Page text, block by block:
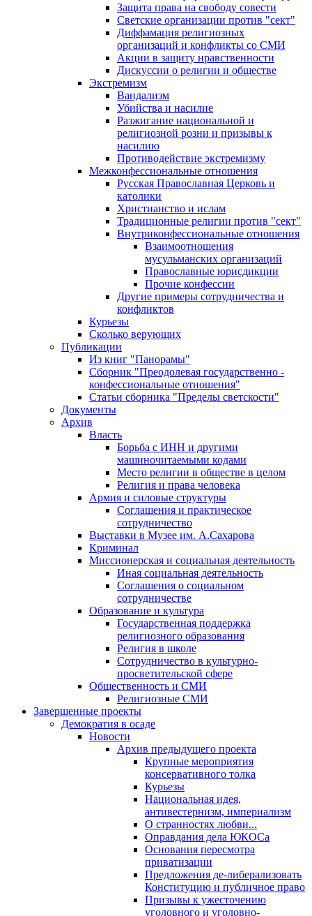
Защита права на свободу совести
Светские организации против "сект"
Диффамация религиозных
организаций и конфликты со СМИ
Акции в защиту нравственности
Дискуссии о религии и обществе
Экстремизм
Вандализм
Убийства и насилие
Разжигание национальной и
религиозной розни и призывы к
насилию
Противодействие экстремизму
Межконфессиональные отношения
Русская Православная Церковь и
католики
Христианство и ислам
Традиционные религии против "сект"
Внутриконфессиональные отношения
Взаимоотношения
мусульманских организаций
Православные юрисдикции
Прочие конфессии
Другие примеры сотрудничества и
конфликтов
Курьезы
Сколько верующих
Публикации
Из книг "Панорамы"
Сборник "Преодолевая государственно -
конфессиональные отношения"
Статьи сборника "Пределы светскости"
Документы
Архив
Власть
Борьба с ИНН и другими
машиночитаемыми кодами
Место религии в обществе в целом
Религия и права человека
Армия и силовые структуры
Соглашения и практическое
сотрудничество
Выставки в Музее им. А.Сахарова
Криминал
Миссионерская и социальная деятельность
Иная социальная деятельность
Соглашения о социальном
сотрудничестве
Образование и культура
Государственная поддержка
религиозного образования
Религия в школе
Сотрудничество в культурно-
просветительской сфере
Общественность и СМИ
Религиозные СМИ
Завершенные проекты
Демократия в осаде
Новости
Архив предыдущего проекта
Крупные мероприятия
консервативного толка
Курьезы
Национальная идея,
антивестернизм, империализм
О странностях любви...
Оправдания дела ЮКОСа
Основания пересмотра
приватизации
Предложения де-либерализовать
Конституцию и публичное право
Призывы к ужесточению
уголовного и уголовно-